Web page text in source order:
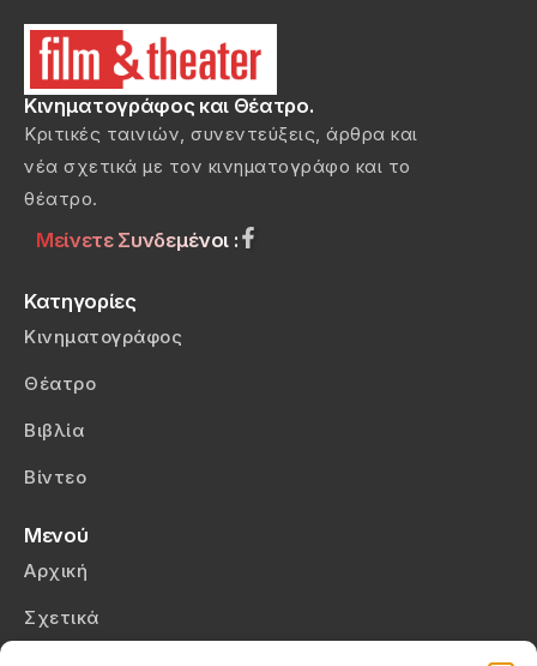
Κινηματογράφος και Θέατρο.
Κριτικές ταινιών, συνεντεύξεις, άρθρα και
νέα σχετικά με τον κινηματογράφο και το
θέατρο.
Μείνετε Συνδεμένοι :
Κατηγορίες
Κινηματογράφος
Θέατρο
Βιβλία
Βίντεο
Μενού
Αρχική
Σχετικά